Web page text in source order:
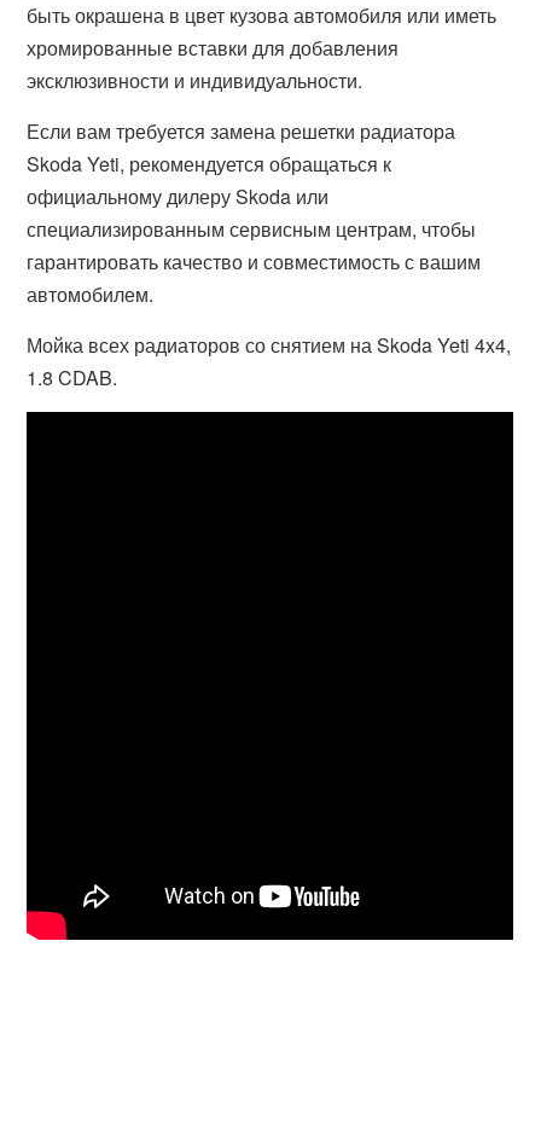
быть окрашена в цвет кузова автомобиля или иметь
хромированные вставки для добавления
эксклюзивности и индивидуальности.
Если вам требуется замена решетки радиатора
Skoda Yeti, рекомендуется обращаться к
официальному дилеру Skoda или
специализированным сервисным центрам, чтобы
гарантировать качество и совместимость с вашим
автомобилем.
Мойка всех радиаторов со снятием на Skoda Yeti 4x4,
1.8 CDAB.